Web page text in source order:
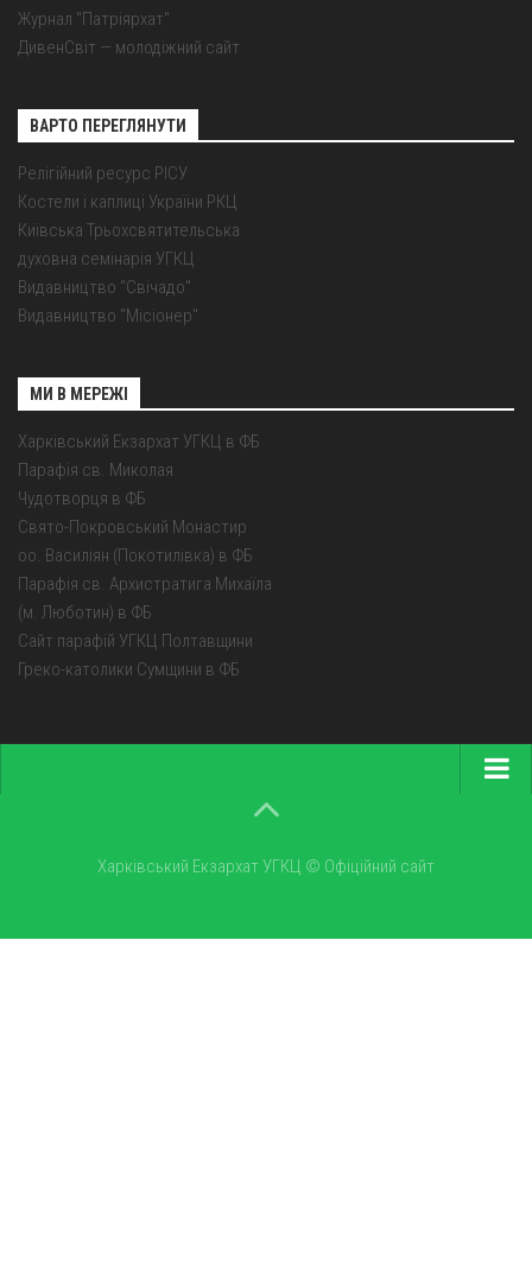
Журнал "Патріярхат"
ДивенСвіт — молодіжний сайт
ВАРТО ПЕРЕГЛЯНУТИ
Релігійний ресурс РІСУ
Костели і каплиці України РКЦ
Київська Трьохсвятительська
духовна семінарія УГКЦ
Видавництво "Свічадо"
Видавництво "Місіонер"
МИ В МЕРЕЖІ
Харківський Екзархат УГКЦ в ФБ
Парафія св. Миколая
Чудотворця в ФБ
Свято-Покровський Монастир
оо. Василіян (Покотилівка) в ФБ
Парафія св. Архистратига Михаїла
(м. Люботин) в ФБ
Сайт парафій УГКЦ Полтавщини
Греко-католики Сумщини в ФБ
Про екзархатХарківський Екзархат УГКЦ © Офіційний сайт